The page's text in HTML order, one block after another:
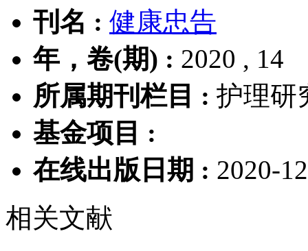
刊名 : 健康忠告
年，卷(期) : 2020 , 14
所属期刊栏目 : 护理研
基金项目 :
在线出版日期 : 2020-
相关文献